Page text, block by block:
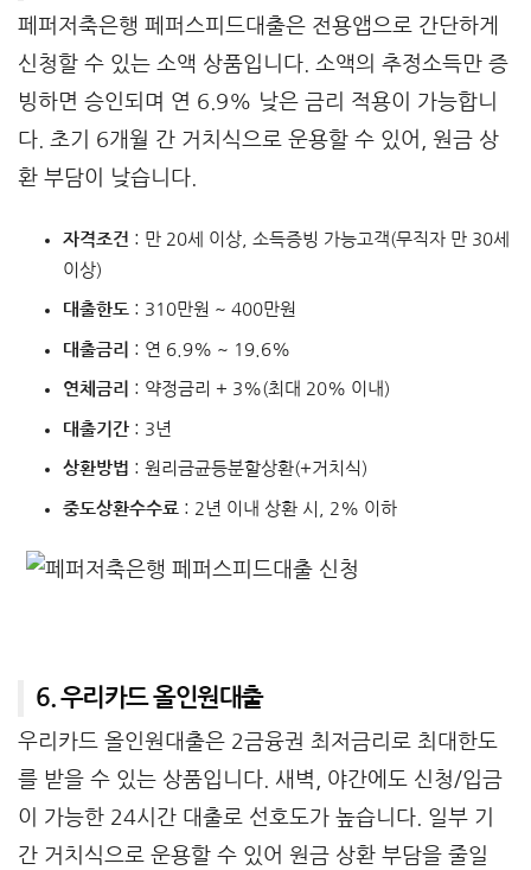
페퍼저축은행 페퍼스피드대출은 전용앱으로 간단하게
신청할 수 있는 소액 상품입니다. 소액의 추정소득만 증
빙하면 승인되며 연 6.9% 낮은 금리 적용이 가능합니
다. 초기 6개월 간 거치식으로 운용할 수 있어, 원금 상
환 부담이 낮습니다.
자격조건 : 만 20세 이상, 소득증빙 가능고객(무직자 만 30세
이상)
대출한도: 310만원 ~ 400만원
대출금리 : 연 6.9% ~ 19.6%
연체금리 : 약정금리 + 3%(최대 20% 이내)
대출기간: 3년
상환방법 : 원리금균등분할상환(+거치식)
중도상환수수료 : 2년 이내 상환 시, 2% 이하
6. 우리카드 올인원대출
우리카드 올인원대출은 2금융권 최저금리로 최대한도
를 받을 수 있는 상품입니다. 새벽, 야간에도 신청/입금
이 가능한 24시간 대출로 선호도가 높습니다. 일부 기
간 거치식으로 운용할 수 있어 원금 상환 부담을 줄일